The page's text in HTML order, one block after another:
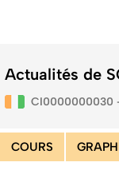
Actualités de
CI0000000030
COURS